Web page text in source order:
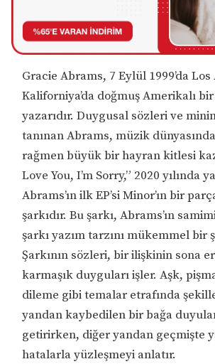
Gracie Abrams, 7 Eylül 1999’da
Kaliforniya’da doğmuş Amerikalı bir
yazarıdır. Duygusal sözleri ve
tanınan Abrams, müzik
rağmen büyük bir hayran kitlesi
Love You, I’m Sorry,” 2020 yılında
Abrams’ın ilk EP’si Minor’ın bir
şarkıdır. Bu şarkı, Abrams’ın
şarkı yazım tarzını mükemmel bir
Şarkının sözleri, bir ilişkinin sona
karmaşık duyguları işler. Aşk,
dileme gibi temalar etrafında
yandan kaybedilen bir bağa
getirirken, diğer yandan geçmişte
hatalarla yüzleşmeyi anlatır.